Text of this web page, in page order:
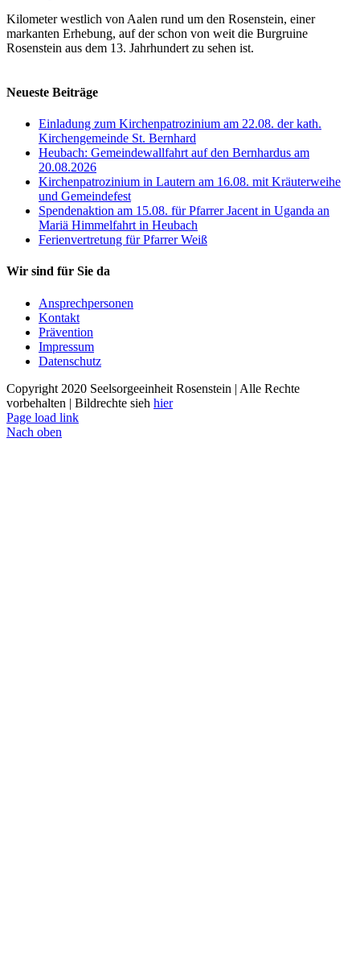
Kilometer westlich von Aalen rund um den Rosenstein, einer
markanten Erhebung, auf der schon von weit die Burgruine
Rosenstein aus dem 13. Jahrhundert zu sehen ist.
Neueste Beiträge
Einladung zum Kirchenpatrozinium am 22.08. der kath.
Kirchengemeinde St. Bernhard
Heubach: Gemeindewallfahrt auf den Bernhardus am
20.08.2026
Kirchenpatrozinium in Lautern am 16.08. mit Kräuterweihe
und Gemeindefest
Spendenaktion am 15.08. für Pfarrer Jacent in Uganda an
Mariä Himmelfahrt in Heubach
Ferienvertretung für Pfarrer Weiß
Wir sind für Sie da
Ansprechpersonen
Kontakt
Prävention
Impressum
Datenschutz
Copyright 2020 Seelsorgeeinheit Rosenstein | Alle Rechte
vorbehalten | Bildrechte sieh hier
Page load link
Nach oben